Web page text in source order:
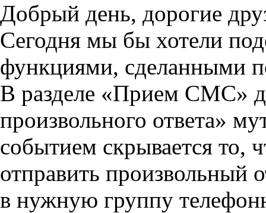
Добрый день, дорогие
Сегодня мы бы хотели
функциями, сделанными
В разделе «Прием СМС»
произвольного ответа»
событием скрывается то,
отправить произвольный
в нужную группу